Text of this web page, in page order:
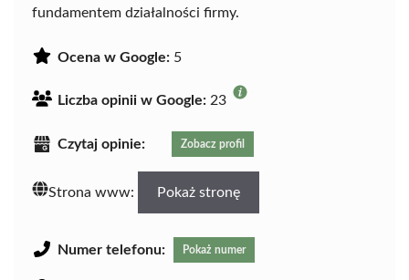
fundamentem działalności firmy.
Ocena w Google: 5
Liczba opinii w Google: 23
Czytaj opinie: Zobacz profil
Strona www: Pokaż stronę
Numer telefonu: Pokaż numer